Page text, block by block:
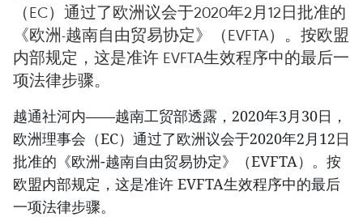
（EC）通过了欧洲议会于2020年2月12日批准的
《欧洲-越南自由贸易协定》（EVFTA）。按欧盟
内部规定，这是准许 EVFTA生效程序中的最后一
项法律步骤。
越通社河内——越南工贸部透露，2020年3月30日，
欧洲理事会（EC）通过了欧洲议会于2020年2月12日
批准的《欧洲-越南自由贸易协定》（EVFTA）。按
欧盟内部规定，这是准许 EVFTA生效程序中的最后
一项法律步骤。